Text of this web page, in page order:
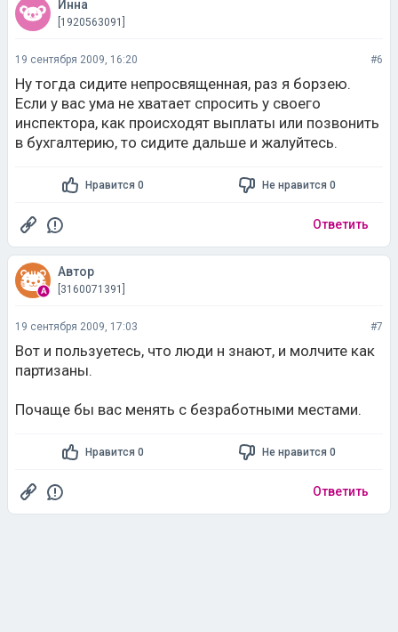
Инна
[1920563091]
19 сентября 2009, 16:20 #6
Ну тогда сидите непросвященная, раз я борзею.
Если у вас ума не хватает спросить у своего
инспектора, как происходят выплаты или позвонить
в бухгалтерию, то сидите дальше и жалуйтесь.
Нравится 0 Не нравится 0
Ответить
Автор
[3160071391]
19 сентября 2009, 17:03 #7
Вот и пользуетесь, что люди н знают, и молчите как
партизаны.
Почаще бы вас менять с безработными местами.
Нравится 0 Не нравится 0
Ответить